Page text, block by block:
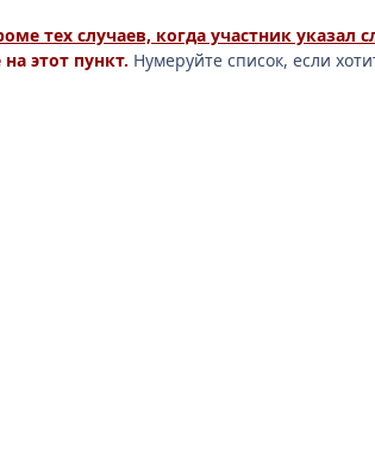
тех случаев, когда участник указал
этот пункт. Нумеруйте список, если